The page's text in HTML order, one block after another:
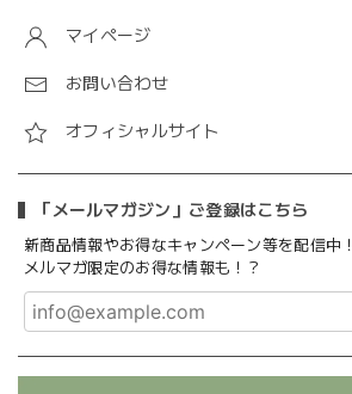
マイページ
お問い合わせ
オフィシャルサイト
「メールマガジン」ご登録はこちら
新商品情報やお得なキャンペーン等を配信中！
メルマガ限定のお得な情報も！？